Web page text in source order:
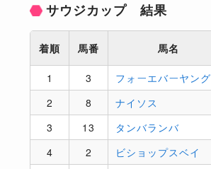
サウジカップ 結果
着順 馬番 馬名
1 3 フォーエバーヤング
2
8 ナイソス
3
13 タンバランバ
4
2 ビショップスベイ